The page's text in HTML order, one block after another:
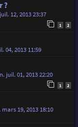
?
12, 2013 23:37
1 2
04, 2013 11:59
juil. 01, 2013 22:20
1 2
19, 2013 18:10